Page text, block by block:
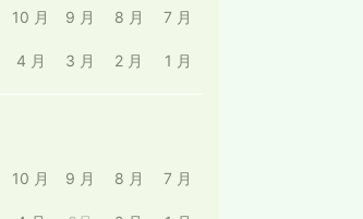
10 月 9 月 8 月 7 月
4 月 3 月 2 月 1 月
10 月 9 月 8 月 7 月